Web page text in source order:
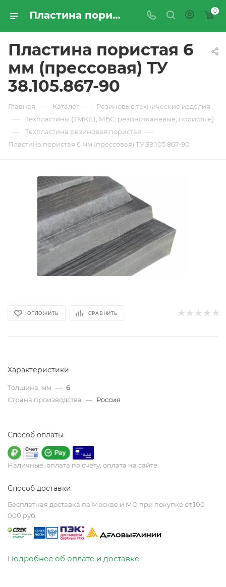
Пластина пористая 6 мм (прессовая) ТУ 38.105.867-90 - купить по цене производителя с доставкой по Москве и России | ПРОМРЕСУРССЕРВИС 0
Пластина пористая 6
мм (прессовая) ТУ
38.105.867-90
Главная — Каталог — Резиновые технические изделия
— Техпластины (ТМКЩ, МБС, резинотканевые, пористые)
— Техпластина резиновая пористая —
Пластина пористая 6 мм (прессовая) ТУ 38.105.867-90
ОТЛОЖИТЬ СРАВНИТЬ
Характеристики
Толщина, мм — 6
Страна производства — Россия
Способ оплаты
Наличные, оплата по счету, оплата на сайте
Способ доставки
Бесплатная доставка по Москве и МО при покупке от 100
000 руб.
Подробнее об оплате и доставке